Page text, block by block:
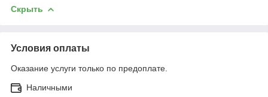
Скрыть
Условия оплаты
Оказание услуги только по предоплате.
Наличными